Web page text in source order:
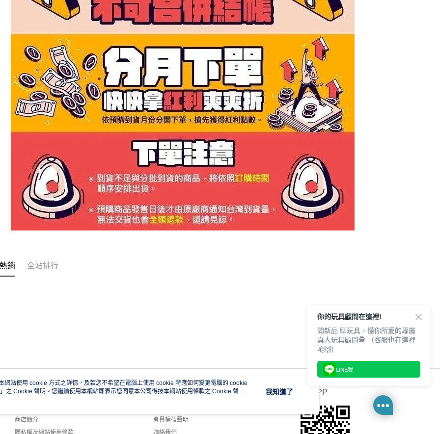
銷 全站排行
關於我們
商店簡介
隱私權及網站使用條款
客服資訊
會員權益聲明
聯絡我們
官方APP
網站使用 cookie 方式之詳情，及若您不希望在電腦上使用 cookie 時應如何變更電腦的 cookie
」之 Cookie 聲明。您繼續使用本網站即表示您同意本公司得按本網站使用條款之 Cookie 聲明
我知道了
你的玩具顧問在這裡!
問新品 聊玩具，懂你所愛的專屬
真人玩具顧問🕵️ （客服也在這裡
唷🙌）
LINE我